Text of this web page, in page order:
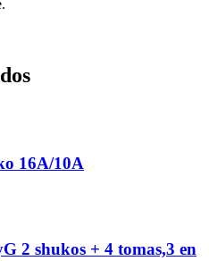
16A/10A
2 shukos + 4 tomas,3 en